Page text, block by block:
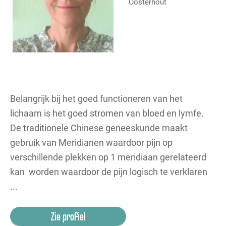
Oosterhout
Belangrijk bij het goed functioneren van het
lichaam is het goed stromen van bloed en lymfe.
De traditionele Chinese geneeskunde maakt
gebruik van Meridianen waardoor pijn op
verschillende plekken op 1 meridiaan gerelateerd
kan worden waardoor de pijn logisch te verklaren
...
Zie profiel